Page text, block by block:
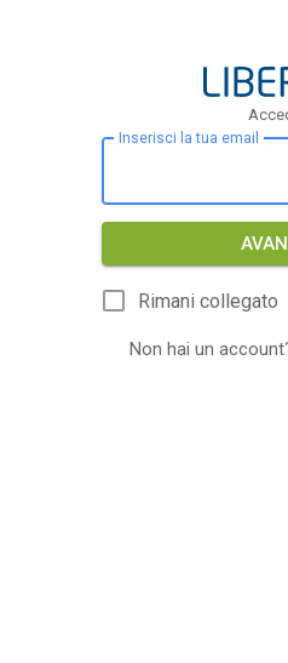
Inserisci la tua email
Rimani collegato
Non hai un